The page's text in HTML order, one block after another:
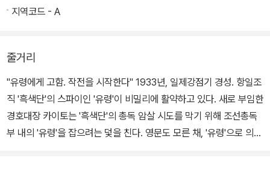
지역코드 - A
줄거리
"유령에게 고함. 작전을 시작한다" 1933년, 일제강점기 경성. 항일조
직 '흑색단'의 스파이인 '유령'이 비밀리에 활약하고 있다. 새로 부임한
경호대장 카이토는 '흑색단'의 총독 암살 시도를 막기 위해 조선총독
부 내의 '유령'을 잡으려는 덫을 친다. 영문도 모른 채, '유령'으로 의심